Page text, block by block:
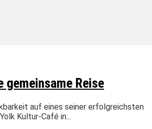
gemeinsame Reise
auf eines seiner erfolgreichsten
Kultur-Café in...